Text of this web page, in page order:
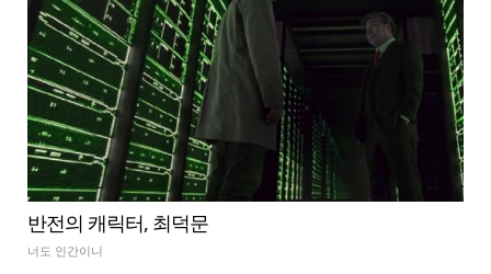
반전의 캐릭터, 최덕문
너도 인간이니